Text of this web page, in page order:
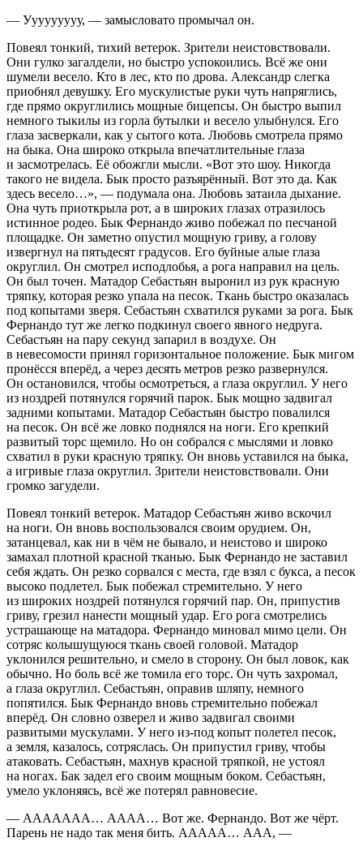
— Ууууууууу, — замысловато промычал он.
Повеял тонкий, тихий ветерок. Зрители неистовствовали.
Они гулко загалдели, но быстро успокоились. Всё же они
шумели весело. Кто в лес, кто по дрова. Александр слегка
приобнял девушку. Его мускулистые руки чуть напряглись,
где прямо округлились мощные бицепсы. Он быстро выпил
немного тыкилы из горла бутылки и весело улыбнулся. Его
глаза засверкали, как у сытого кота. Любовь смотрела прямо
на быка. Она широко открыла впечатлительные глаза
и засмотрелась. Её обожгли мысли. «Вот это шоу. Никогда
такого не видела. Бык просто разъярённый. Вот это да. Как
здесь весело…», — подумала она. Любовь затаила дыхание.
Она чуть приоткрыла рот, а в широких глазах отразилось
истинное родео. Бык Фернандо живо побежал по песчаной
площадке. Он заметно опустил мощную гриву, а голову
извергнул на пятьдесят градусов. Его буйные алые глаза
округлил. Он смотрел исподлобья, а рога направил на цель.
Он был точен. Матадор Себастьян выронил из рук красную
тряпку, которая резко упала на песок. Ткань быстро оказалась
под копытами зверя. Себастьян схватился руками за рога. Бык
Фернандо тут же легко подкинул своего явного недруга.
Себастьян на пару секунд запарил в воздухе. Он
в невесомости принял горизонтальное положение. Бык мигом
пронёсся вперёд, а через десять метров резко развернулся.
Он остановился, чтобы осмотреться, а глаза округлил. У него
из ноздрей потянулся горячий парок. Бык мощно задвигал
задними копытами. Матадор Себастьян быстро повалился
на песок. Он всё же ловко поднялся на ноги. Его крепкий
развитый торс щемило. Но он собрался с мыслями и ловко
схватил в руки красную тряпку. Он вновь уставился на быка,
а игривые глаза округлил. Зрители неистовствовали. Они
громко загудели.
Повеял тонкий ветерок. Матадор Себастьян живо вскочил
на ноги. Он вновь воспользовался своим орудием. Он,
затанцевал, как ни в чём не бывало, и неистово и широко
замахал плотной красной тканью. Бык Фернандо не заставил
себя ждать. Он резко сорвался с места, где взял с букса, а песок
высоко подлетел. Бык побежал стремительно. У него
из широких ноздрей потянулся горячий пар. Он, припустив
гриву, грезил нанести мощный удар. Его рога смотрелись
устрашающе на матадора. Фернандо миновал мимо цели. Он
сотряс колышущуюся ткань своей головой. Матадор
уклонился решительно, и смело в сторону. Он был ловок, как
обычно. Но боль всё же томила его торс. Он чуть захромал,
а глаза округлил. Себастьян, оправив шляпу, немного
попятился. Бык Фернандо вновь стремительно побежал
вперёд. Он словно озверел и живо задвигал своими
развитыми мускулами. У него из-под копыт полетел песок,
а земля, казалось, сотряслась. Он припустил гриву, чтобы
атаковать. Себастьян, махнув красной тряпкой, не устоял
на ногах. Бак задел его своим мощным боком. Себастьян,
умело уклоняясь, всё же потерял равновесие.
— ААААААА… АААА… Вот же. Фернандо. Вот же чёрт.
Парень не надо так меня бить. ААААА… ААА, —